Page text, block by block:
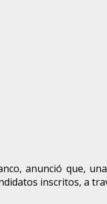
anunció que,
inscritos, a